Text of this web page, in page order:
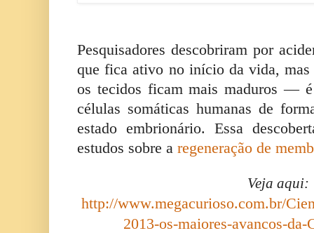
Pesquisadores descobriram por
que fica ativo no início da vida,
os tecidos ficam mais maduros — é
células somáticas humanas de
estado embrionário. Essa
estudos sobre a regeneração de
Veja aqui:
http://www.megacurioso.com.br/
2013-os-maiores-avancos-